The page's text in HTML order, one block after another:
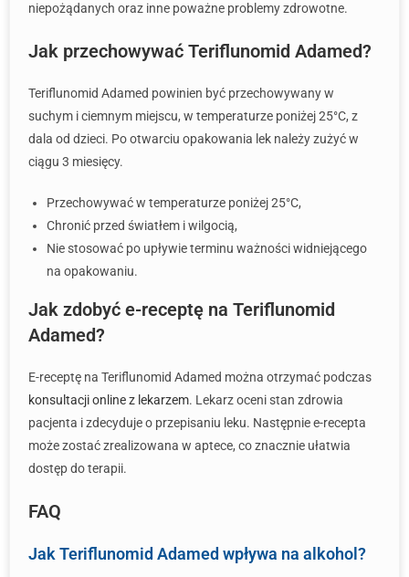
niepożądanych oraz inne poważne problemy zdrowotne.
Jak przechowywać Teriflunomid Adamed?
Teriflunomid Adamed powinien być przechowywany w
suchym i ciemnym miejscu, w temperaturze poniżej 25°C, z
dala od dzieci. Po otwarciu opakowania lek należy zużyć w
ciągu 3 miesięcy.
Przechowywać w temperaturze poniżej 25°C,
Chronić przed światłem i wilgocią,
Nie stosować po upływie terminu ważności widniejącego
na opakowaniu.
Jak zdobyć e-receptę na Teriflunomid
Adamed?
E-receptę na Teriflunomid Adamed można otrzymać podczas
konsultacji online z lekarzem. Lekarz oceni stan zdrowia
pacjenta i zdecyduje o przepisaniu leku. Następnie e-recepta
może zostać zrealizowana w aptece, co znacznie ułatwia
dostęp do terapii.
FAQ
Jak Teriflunomid Adamed wpływa na alkohol?